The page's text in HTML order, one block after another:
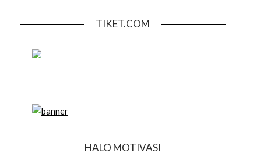
TIKET.COM
HALO MOTIVASI